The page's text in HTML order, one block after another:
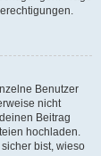
Benutzer
nicht
Beitrag
hochladen.
bist, wieso